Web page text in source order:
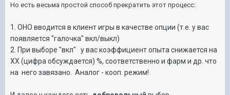
Но есть весьма простой способ прекратить этот процесс:
1. ОНО вводится в клиент игры в качестве опции (т.е. у вас
появляется "галочка" вкл/выкл)
2. При выборе "вкл" у вас коэффициент опыта снижается на
ХХ (цифра обсуждается) %, соответственно и фарм и др. что
на него завязано. Аналог - кооп. режим!